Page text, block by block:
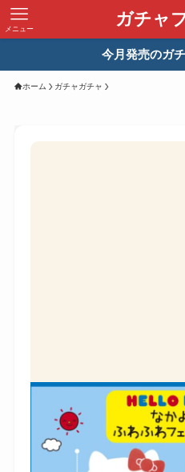
ガチャ
メニュー
今月発売のガ
ホーム ガチャガチャ